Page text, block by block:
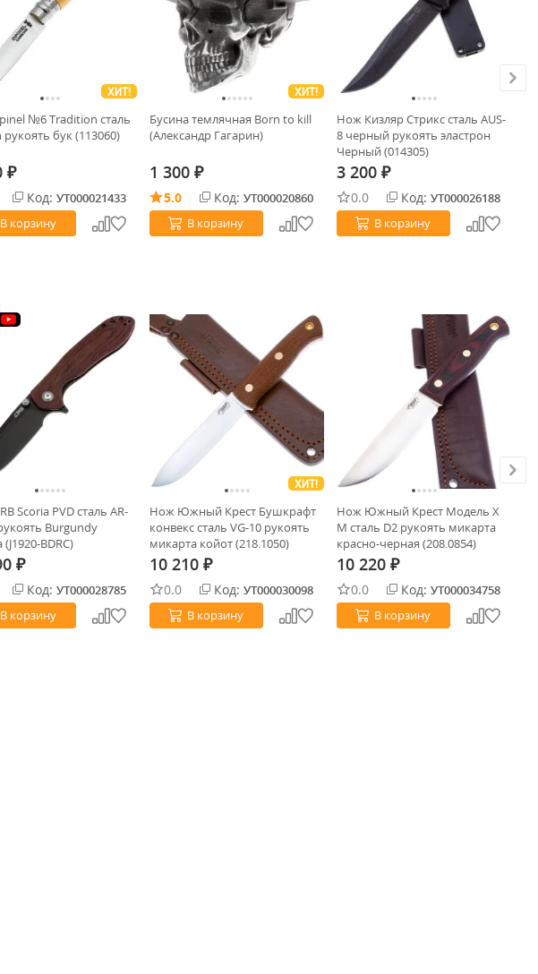
ХИТ!
№6 Tradition сталь
рукоять бук (113060)
₽
Код: УТ000021433
В корзину
ХИТ!
Бусина темлячная Born to kill
(Александр Гагарин)
1 300 ₽
5.0 Код: УТ000020860
В корзину
Нож Кизляр Стрикс сталь AUS-
8 черный рукоять эластрон
Черный (014305)
3 200 ₽
0.0 Код: УТ000026188
В корзину
Scoria PVD сталь AR-
Burgundy
BDRC)
₽
Код: УТ000028785
В корзину
ХИТ!
Нож Южный Крест Бушкрафт
конвекс сталь VG-10 рукоять
микарта койот (218.1050)
10 210 ₽
0.0 Код: УТ000030098
В корзину
Нож Южный Крест Модель Х
M сталь D2 рукоять микарта
красно-черная (208.0854)
10 220 ₽
0.0 Код: УТ000034758
В корзину